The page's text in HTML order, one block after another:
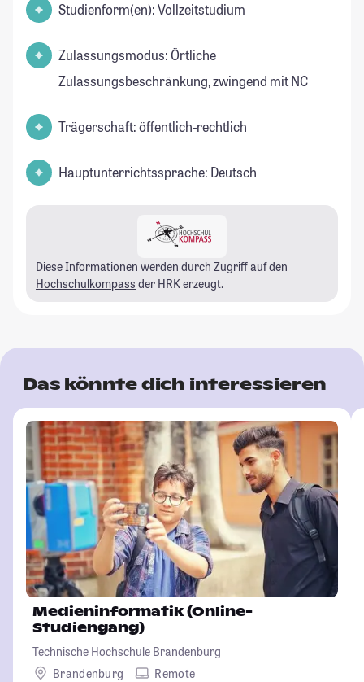
Studienform(en): Vollzeitstudium
Zulassungsmodus: Örtliche
Zulassungsbeschränkung, zwingend mit NC
Trägerschaft: öffentlich-rechtlich
Hauptunterrichtssprache: Deutsch
Diese Informationen werden durch Zugriff auf den
Hochschulkompass der HRK erzeugt.
Das könnte dich interessieren
Medieninformatik (Online-
Studiengang)
Technische Hochschule Brandenburg
Brandenburg
Remote